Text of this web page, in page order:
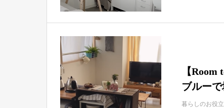
【
ブルー
暮らしのお役